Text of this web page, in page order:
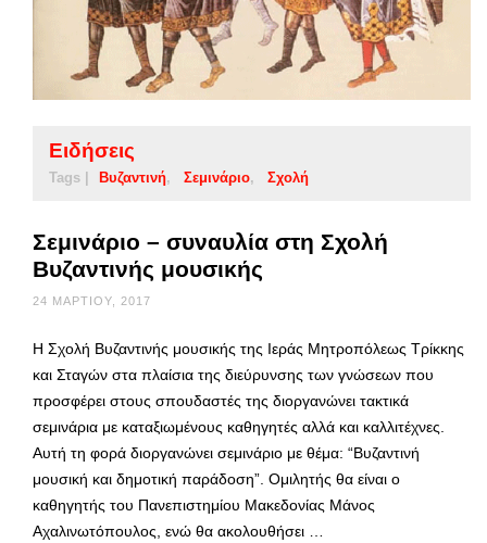
Ειδήσεις
Tags | Βυζαντινή Σεμινάριο Σχολή
Σεμινάριο – συναυλία στη Σχολή
Βυζαντινής μουσικής
24 ΜΑΡΤΊΟΥ, 2017
Η Σχολή Βυζαντινής μουσικής της Ιεράς Μητροπόλεως Τρίκκης
και Σταγών στα πλαίσια της διεύρυνσης των γνώσεων που
προσφέρει στους σπουδαστές της διοργανώνει τακτικά
σεμινάρια με καταξιωμένους καθηγητές αλλά και καλλιτέχνες.
Αυτή τη φορά διοργανώνει σεμινάριο με θέμα: “Βυζαντινή
μουσική και δημοτική παράδοση”. Ομιλητής θα είναι ο
καθηγητής του Πανεπιστημίου Μακεδονίας Μάνος
Αχαλινωτόπουλος, ενώ θα ακολουθήσει …